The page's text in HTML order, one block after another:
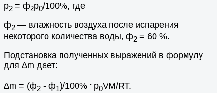
p2 = ф2p0/100%, где
ф2 — влажность воздуха после испарения
некоторого количества воды, ф2 = 60 %.
Подстановка полученных выражений в формулу
для ∆m дает:
∆m = (ф2 - ф1)/100% . p0VM/RT.